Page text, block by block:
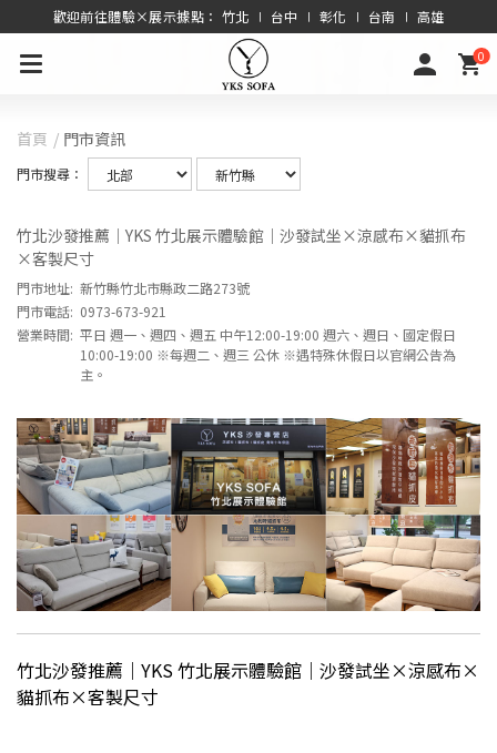
歡迎前往體驗×展示據點： 竹北 ∣ 台中 ∣ 彰化 ∣ 台南 ∣ 高雄
0
首頁 門市資訊
門市搜尋：
竹北沙發推薦｜YKS 竹北展示體驗館｜沙發試坐×涼感布×貓抓布
×客製尺寸
門市地址: 新竹縣竹北市縣政二路273號
門市電話: 0973-673-921
營業時間: 平日 週一、週四、週五 中午12:00-19:00 週六、週日、國定假日
10:00-19:00 ※每週二、週三 公休 ※遇特殊休假日以官網公告為
主。
竹北沙發推薦｜YKS 竹北展示體驗館｜沙發試坐×涼感布×
貓抓布×客製尺寸